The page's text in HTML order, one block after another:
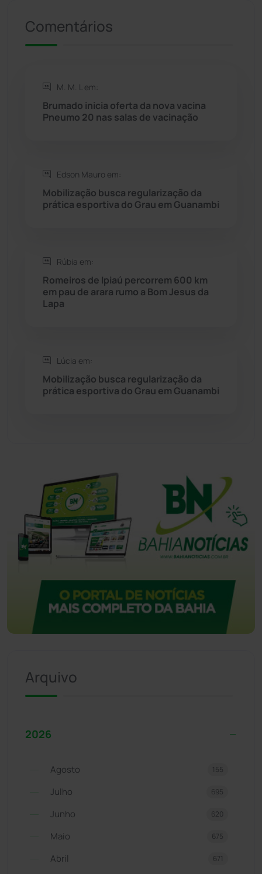
Rio do Antônio
Saúde
Seabra (50)
Sítio do Mato
Sudoeste Baiano (1530)
Tanque Novo
Tecnologia (12)
Comentários
M. M. L em:
Brumado inicia oferta da nova vacina
Pneumo 20 nas salas de vacinação
Edson Mauro em:
Mobilização busca regularização da
prática esportiva do Grau em Guanambi
Rúbia em:
Romeiros de Ipiaú percorrem 600 km
em pau de arara rumo a Bom Jesus da
Lapa
Lúcia em:
Mobilização busca regularização da
prática esportiva do Grau em Guanambi
Arquivo
2026
Agosto 155
Julho 695
Junho 620
Maio 675
Abril 671